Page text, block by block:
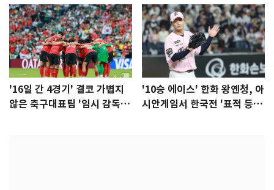
'16일 간 4경기' 결코 가볍지
않은 축구대표팀 '임시 감독'
'10승 에이스' 한화 왕옌청, 아
시안게임서 한국전 '표적 등